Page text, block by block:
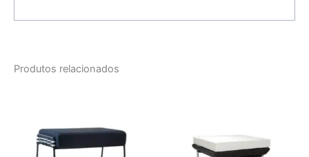
Produtos relacionados